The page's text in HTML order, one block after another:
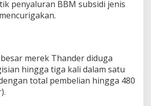
n
g
n
y
a
penyaluran BBM subsidi jenis
merek Thander diduga
hingga tiga kali dalam satu
total pembelian hingga 480